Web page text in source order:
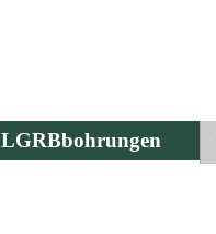
LGRBbohrungen